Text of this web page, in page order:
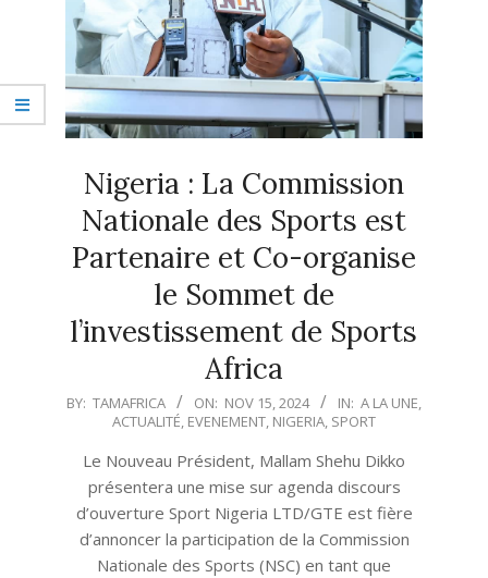
Nigeria : La Commission
Nationale des Sports est
Partenaire et Co-organise
le Sommet de
l’investissement de Sports
Africa
2024-
BY: TAMAFRICA ON: NOV 15, 2024 IN: A LA UNE,
ACTUALITÉ, EVENEMENT, NIGERIA, SPORT
Le Nouveau Président, Mallam Shehu Dikko
présentera une mise sur agenda discours
d’ouverture Sport Nigeria LTD/GTE est fière
d’annoncer la participation de la Commission
Nationale des Sports (NSC) en tant que